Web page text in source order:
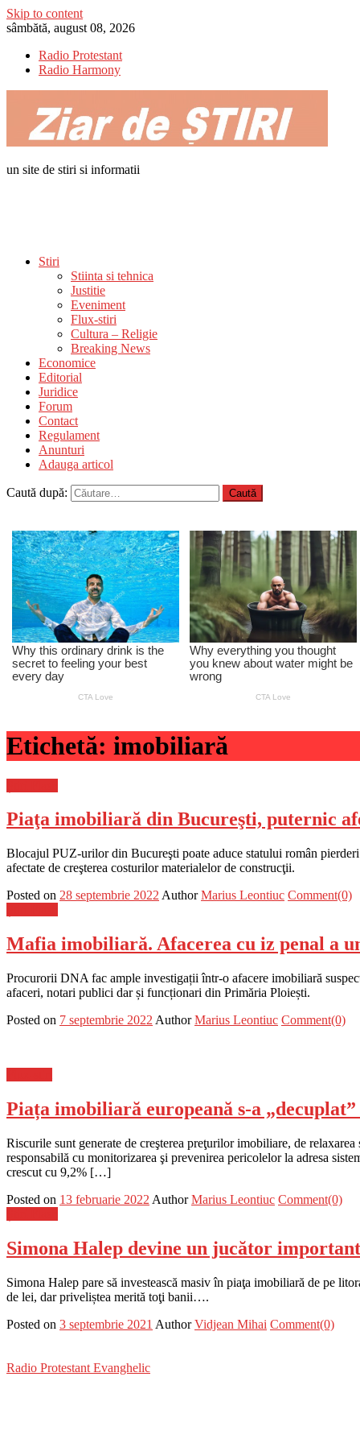
Skip to content
sâmbătă, august 08, 2026
Radio Protestant
Radio Harmony
un site de stiri si informatii
Stiri
Stiinta si tehnica
Justitie
Eveniment
Flux-stiri
Cultura – Religie
Breaking News
Economice
Editorial
Juridice
Forum
Contact
Regulament
Anunturi
Adauga articol
Caută după:
Etichetă: imobiliară
Piaţa imobiliară din Bucureşti, puternic
Blocajul PUZ-urilor din Bucureşti poate aduce statului român
afectate de creşterea costurilor materialelor de construcţii.
Posted on 28 septembrie 2022 Author Marius Leontiuc Comment(0)
Mafia imobiliară. Afacerea cu iz penal a
Procurorii DNA fac ample investigații într-o afacere imobiliară
afaceri, notari publici dar și funcționari din Primăria Ploiești.
Posted on 7 septembrie 2022 Author Marius Leontiuc Comment(0)
Piața imobiliară europeană s-a
Riscurile sunt generate de creşterea preţurilor imobiliare, de
responsabilă cu monitorizarea şi prevenirea pericolelor la adresa
crescut cu 9,2% […]
Posted on 13 februarie 2022 Author Marius Leontiuc Comment(0)
Simona Halep devine un jucător
Simona Halep pare să investească masiv în piaţa imobiliară de pe
de lei, dar priveliștea merită toţi banii….
Posted on 3 septembrie 2021 Author Vidjean Mihai Comment(0)
Radio Protestant Evanghelic